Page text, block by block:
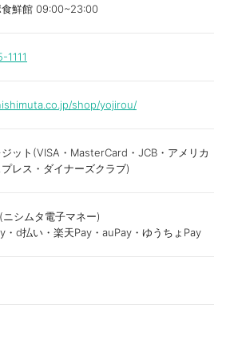
食鮮館 09:00~23:00
shop/yojirou/
ット(VISA・MasterCard・JCB・アメリカ
レス・ダイナーズクラブ)
シムタ電子マネー)
・d払い・楽天Pay・auPay・ゆうちょPay